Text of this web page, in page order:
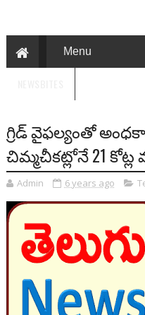
గ్రిడ్ వైఫల్యంతో
చిమ్మచీకట్లోనే 21
Admin 6 years ago